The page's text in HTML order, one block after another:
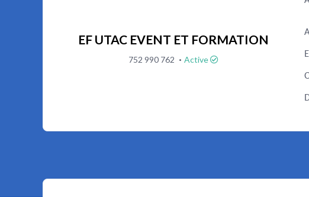
EF UTAC EVENT ET FORMATION
752 990 762 · Active